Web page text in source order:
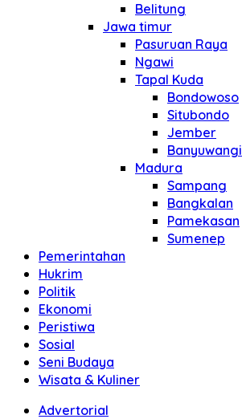
Belitung
Jawa timur
Pasuruan Raya
Ngawi
Tapal Kuda
Bondowoso
Situbondo
Jember
Banyuwangi
Madura
Sampang
Bangkalan
Pamekasan
Sumenep
Pemerintahan
Hukrim
Politik
Ekonomi
Peristiwa
Sosial
Seni Budaya
Wisata & Kuliner
Advertorial